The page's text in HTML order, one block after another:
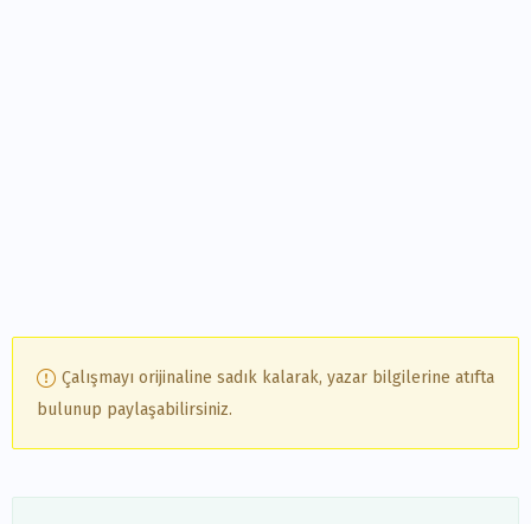
Çalışmayı orijinaline sadık kalarak, yazar bilgilerine atıfta
bulunup paylaşabilirsiniz.